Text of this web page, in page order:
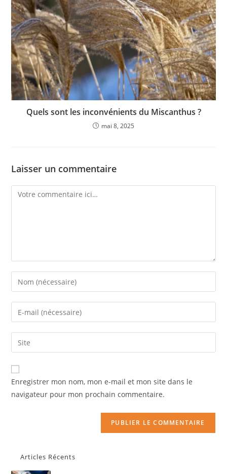
Quels sont les inconvénients du Miscanthus ?
mai 8, 2025
Laisser un commentaire
Enregistrer mon nom, mon e-mail et mon site dans le
navigateur pour mon prochain commentaire.
Articles Récents